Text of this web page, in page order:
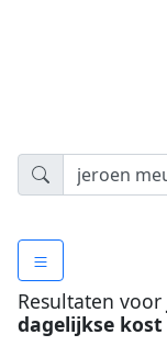
Resultaten voor
dagelijkse kost